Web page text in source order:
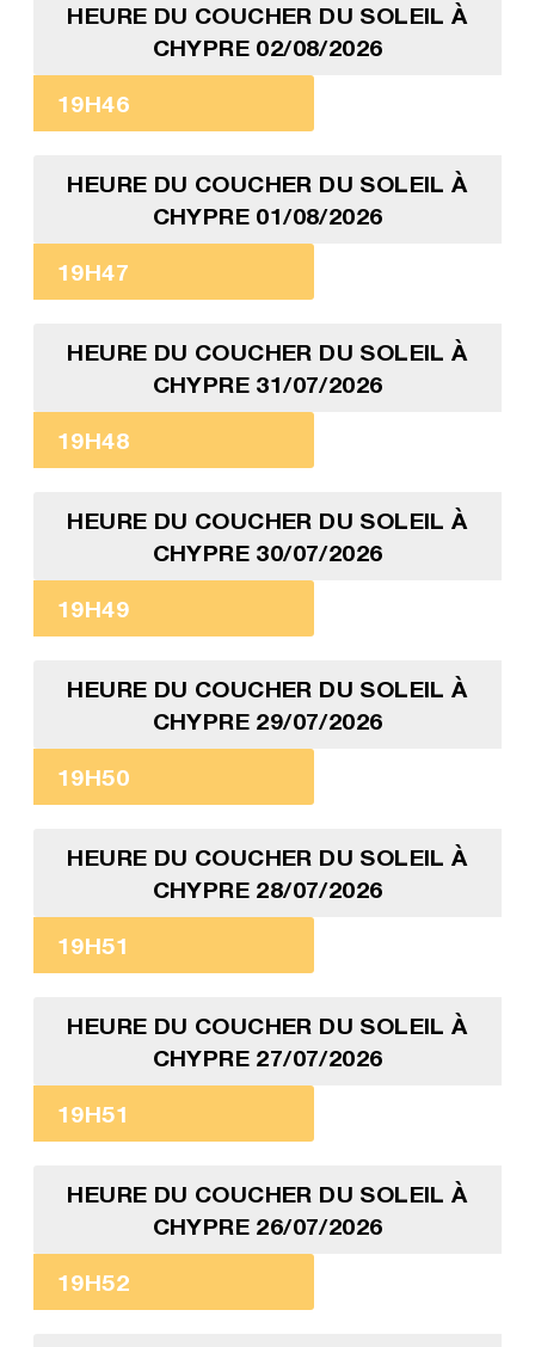
HEURE DU COUCHER DU SOLEIL À
CHYPRE 02/08/2026
19H46
HEURE DU COUCHER DU SOLEIL À
CHYPRE 01/08/2026
19H47
HEURE DU COUCHER DU SOLEIL À
CHYPRE 31/07/2026
19H48
HEURE DU COUCHER DU SOLEIL À
CHYPRE 30/07/2026
19H49
HEURE DU COUCHER DU SOLEIL À
CHYPRE 29/07/2026
19H50
HEURE DU COUCHER DU SOLEIL À
CHYPRE 28/07/2026
19H51
HEURE DU COUCHER DU SOLEIL À
CHYPRE 27/07/2026
19H51
HEURE DU COUCHER DU SOLEIL À
CHYPRE 26/07/2026
19H52